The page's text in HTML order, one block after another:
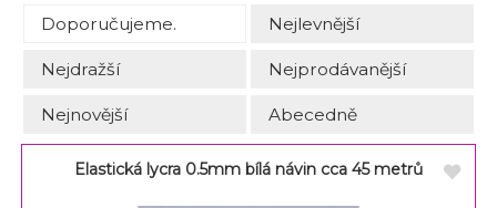
Doporučujeme. Nejlevnější
Nejdražší Nejprodávanější
Nejnovější Abecedně
Elastická lycra 0.5mm bílá návin cca 45 metrů